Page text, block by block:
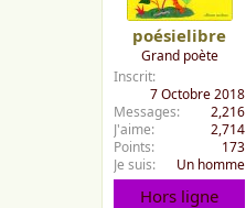
poésielibre
Grand poète
Inscrit
7 Octobre 2018
Messages
2,216
J'aime
2,714
Points
173
Je suis
Un homme
Hors ligne